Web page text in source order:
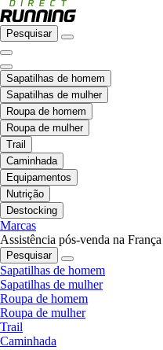
Pesquisar
Sapatilhas de homem
Sapatilhas de mulher
Roupa de homem
Roupa de mulher
Trail
Caminhada
Equipamentos
Nutrição
Destocking
Marcas
Assistência pós-venda na França
Pesquisar
Sapatilhas de homem
Sapatilhas de mulher
Roupa de homem
Roupa de mulher
Trail
Caminhada